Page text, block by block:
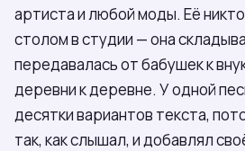
артиста и любой моды. Её никто
столом в студии — она
передавалась от бабушек к
деревни к деревне. У одной
десятки вариантов текста,
так, как слышал, и добавлял